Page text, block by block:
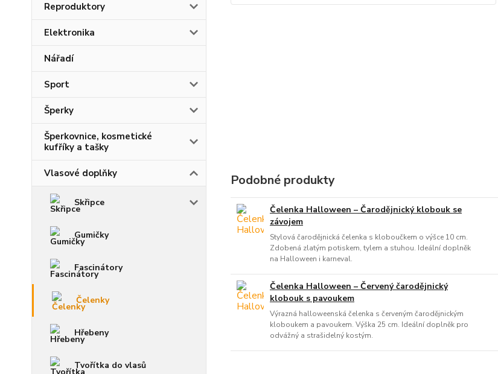
Reproduktory
Elektronika
Nářadí
Sport
Šperky
Šperkovnice, kosmetické
kufříky a tašky
Vlasové doplňky
Skřipce
Gumičky
Fascinátory
Čelenky
Hřebeny
Tvořítka do vlasů
Podobné produkty
Čelenka Halloween – Čarodějnický klobouk se
závojem
Stylová čarodějnická čelenka s kloboučkem o výšce 10 cm.
Zdobená zlatým potiskem, tylem a stuhou. Ideální doplněk
na Halloween i karneval.
Čelenka Halloween – Červený čarodějnický
klobouk s pavoukem
Výrazná halloweenská čelenka s červeným čarodějnickým
kloboukem a pavoukem. Výška 25 cm. Ideální doplněk pro
odvážný a strašidelný kostým.